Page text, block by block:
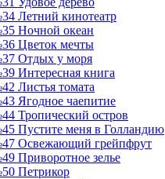
Летний кинотеатр
Ночной океан
Цветок мечты
Отдых у моря
Интересная книга
Листья томата
Ягодное чаепитие
Тропический остров
Пустите меня в Голландию
Освежающий грейпфрут
Приворотное зелье
Петрикор